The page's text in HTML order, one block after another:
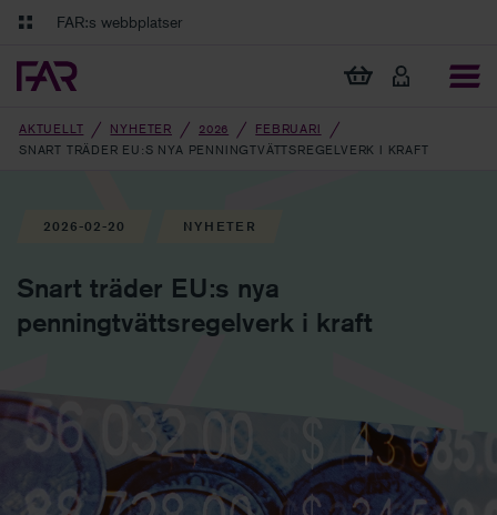
Gå till innehåll
Gå till navigation
Ekonomiska regler på ett och samma ställe
Debatt och fördjupning i branschens frågor
FAR:s webbplatser
Visa min varukorg
AKTUELLT NYHETER 2026
FEBRUARI
SNART TRÄDER EU:S NYA PENNINGTVÄTTSREGELVERK I KRAFT
2026-02-20 NYHETER
Snart träder EU:s nya
penningtvättsregelverk i kraft